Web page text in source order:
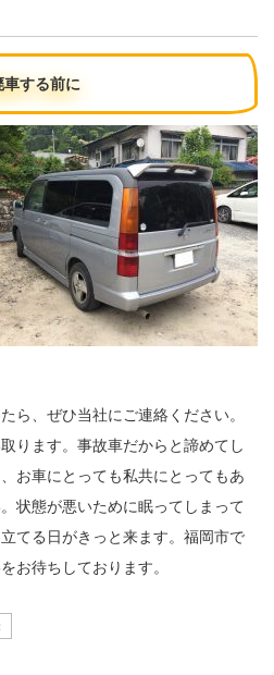
する前に
ら、ぜひ当社にご連絡ください。
ります。事故車だからと諦めてし
お車にとっても私共にとってもあ
状態が悪いために眠ってしまって
てる日がきっと来ます。福岡市で
お待ちしております。
ク Plus